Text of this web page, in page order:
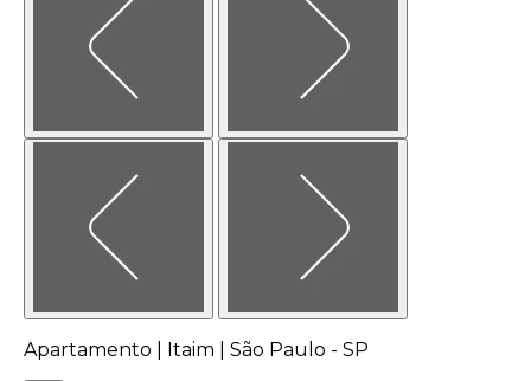
Apartamento | Itaim | São Paulo - SP